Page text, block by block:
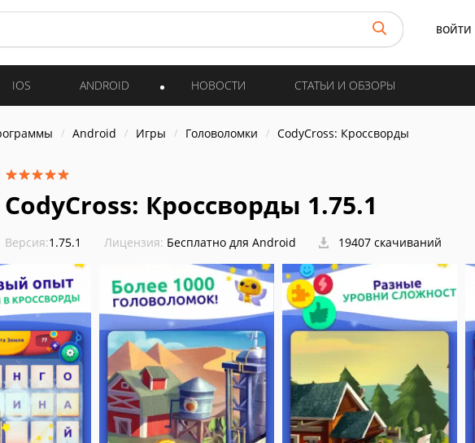
ВОЙТИ
IOS ANDROID НОВОСТИ СТАТЬИ И ОБЗОРЫ
Android Игры Головоломки CodyCross: Кроссворды
CodyCross: Кроссворды 1.75.1
Версия:1.75.1 Лицензия: Бесплатно для Android 19407 скачиваний